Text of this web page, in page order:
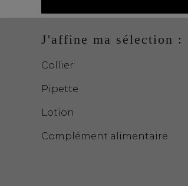
J'affine ma sélection :
Collier
Pipette
Lotion
Complément alimentaire